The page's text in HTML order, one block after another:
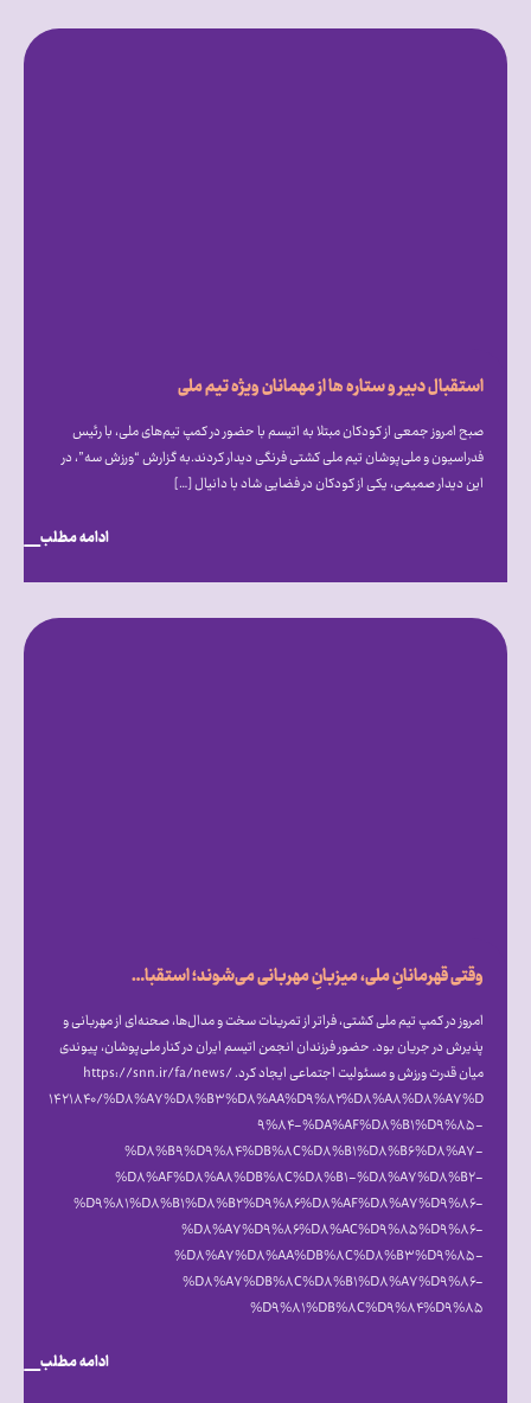
استقبال دبیر و ستاره ها از مهمانان ویژه تیم ملی
صبح امروز جمعی از کودکان مبتلا به اتیسم با حضور در کمپ تیم‌های ملی، با رئیس
فدراسیون و ملی‌پوشان تیم ملی کشتی فرنگی دیدار کردند.به گزارش “ورزش سه”، در
این دیدار صمیمی، یکی از کودکان در فضایی شاد با دانیال […]
ادامه مطلب
وقتی قهرمانانِ ملی، میزبانِ مهربانی می‌شوند؛ استقبال گرم علیرضا دبیر از فرزندان انجمن اتیسم ایران [همراه با فیلم]
امروز در کمپ تیم ملی کشتی، فراتر از تمرینات سخت و مدال‌ها، صحنه‌ای از مهربانی و
پذیرش در جریان بود. حضور فرزندان انجمن اتیسم ایران در کنار ملی‌پوشان، پیوندی
میان قدرت ورزش و مسئولیت اجتماعی ایجاد کرد. https://snn.ir/fa/news/
۱۴۲۱۸۴۰/%D۸%A۷%D۸%B۳%D۸%AA%D۹%۸۲%D۸%A۸%D۸%A۷%D
۹%۸۴-%DA%AF%D۸%B۱%D۹%۸۵-
%D۸%B۹%D۹%۸۴%DB%۸C%D۸%B۱%D۸%B۶%D۸%A۷-
%D۸%AF%D۸%A۸%DB%۸C%D۸%B۱-%D۸%A۷%D۸%B۲-
%D۹%۸۱%D۸%B۱%D۸%B۲%D۹%۸۶%D۸%AF%D۸%A۷%D۹%۸۶-
%D۸%A۷%D۹%۸۶%D۸%AC%D۹%۸۵%D۹%۸۶-
%D۸%A۷%D۸%AA%DB%۸C%D۸%B۳%D۹%۸۵-
%D۸%A۷%DB%۸C%D۸%B۱%D۸%A۷%D۹%۸۶-
%D۹%۸۱%DB%۸C%D۹%۸۴%D۹%۸۵
ادامه مطلب